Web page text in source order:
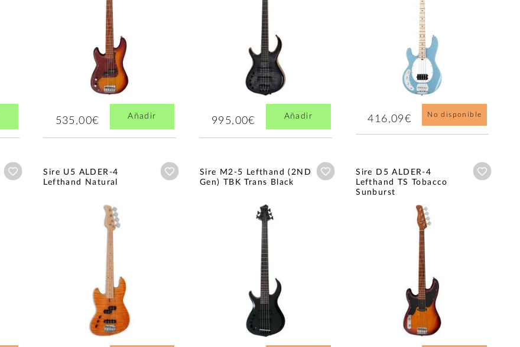
535,00€ Añadir 995,00€ Añadir 416,09€ No disponible
Añadir a wishlist
Sire U5 ALDER-4
Lefthand Natural
Añadir a wishlist
Sire M2-5 Lefthand (2ND
Gen) TBK Trans Black
Añadir a wishlist
Sire D5 ALDER-4
Lefthand TS Tobacco
Sunburst